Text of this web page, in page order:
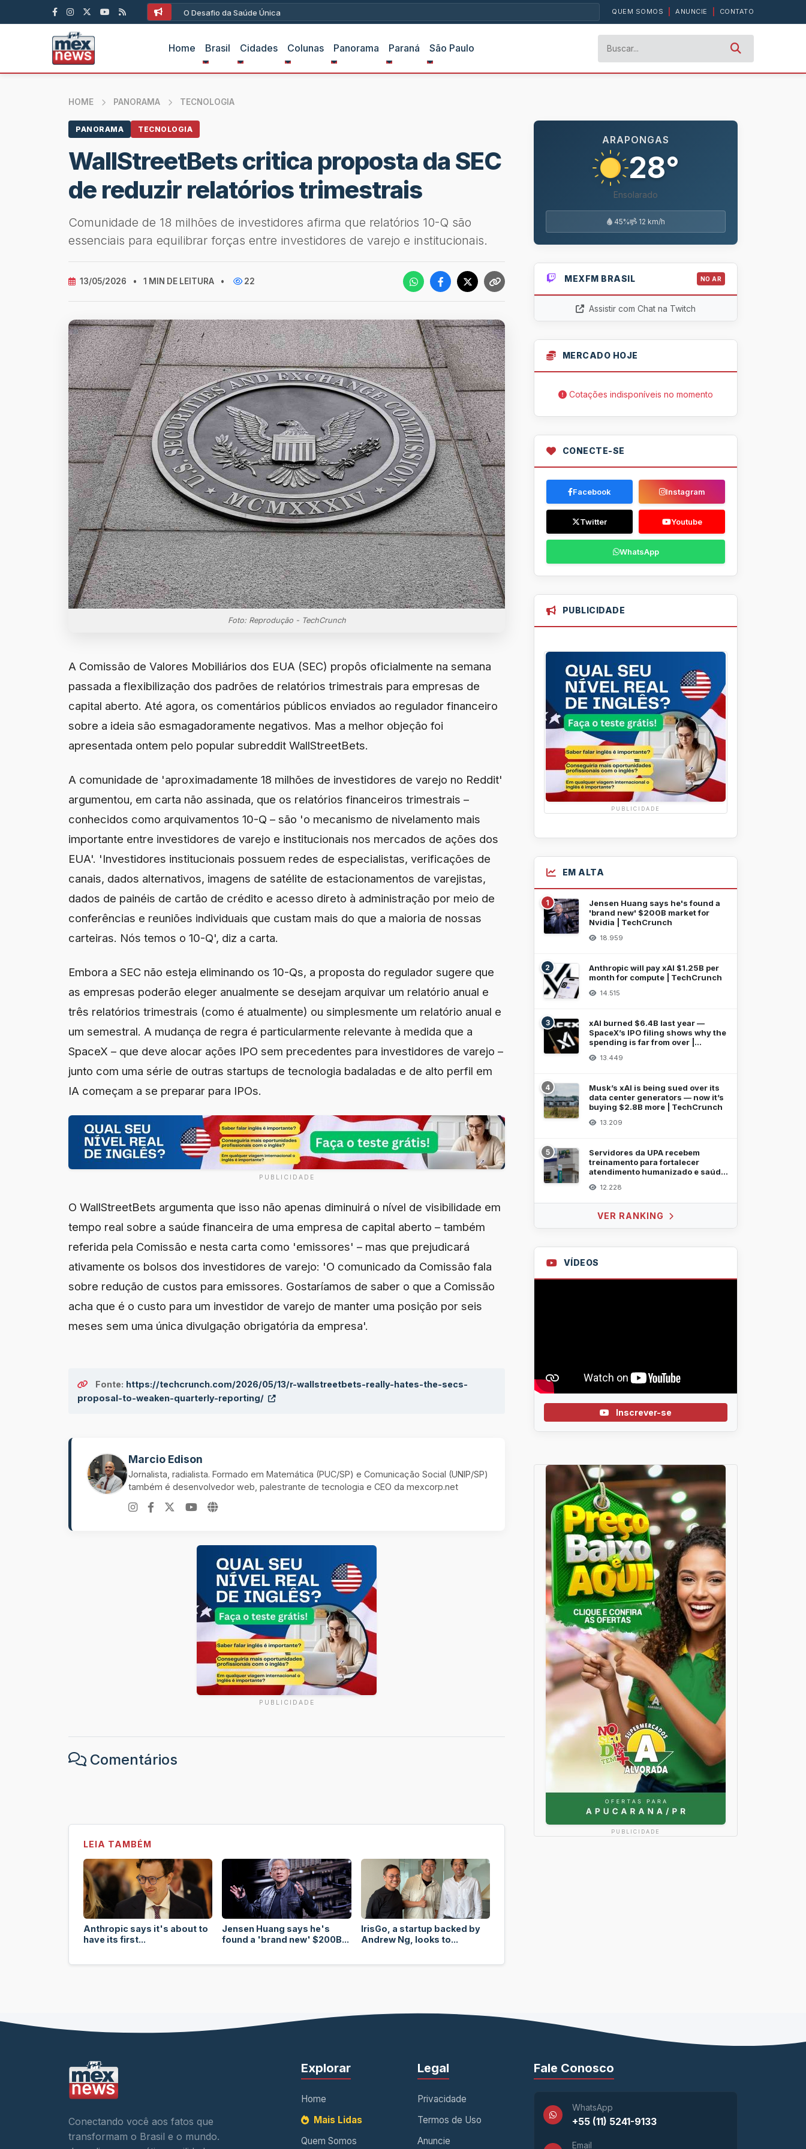
O Desafio da Saúde Única QUEM SOMOS ANUNCIE CONTATO
Home Brasil Cidades Colunas Panorama Paraná São Paulo
HOME PANORAMA TECNOLOGIA
PANORAMA TECNOLOGIA
WallStreetBets critica proposta da SEC
de reduzir relatórios trimestrais
Comunidade de 18 milhões de investidores afirma que relatórios 10-Q são
essenciais para equilibrar forças entre investidores de varejo e institucionais.
13/05/2026 • 1 MIN DE LEITURA • 22
Foto: Reprodução - TechCrunch
A Comissão de Valores Mobiliários dos EUA (SEC) propôs oficialmente na semana
passada a flexibilização dos padrões de relatórios trimestrais para empresas de
capital aberto. Até agora, os comentários públicos enviados ao regulador financeiro
sobre a ideia são esmagadoramente negativos. Mas a melhor objeção foi
apresentada ontem pelo popular subreddit WallStreetBets.
A comunidade de 'aproximadamente 18 milhões de investidores de varejo no Reddit'
argumentou, em carta não assinada, que os relatórios financeiros trimestrais –
conhecidos como arquivamentos 10-Q – são 'o mecanismo de nivelamento mais
importante entre investidores de varejo e institucionais nos mercados de ações dos
EUA'. 'Investidores institucionais possuem redes de especialistas, verificações de
canais, dados alternativos, imagens de satélite de estacionamentos de varejistas,
dados de painéis de cartão de crédito e acesso direto à administração por meio de
conferências e reuniões individuais que custam mais do que a maioria de nossas
carteiras. Nós temos o 10-Q', diz a carta.
Embora a SEC não esteja eliminando os 10-Qs, a proposta do regulador sugere que
as empresas poderão eleger anualmente se desejam arquivar um relatório anual e
três relatórios trimestrais (como é atualmente) ou simplesmente um relatório anual e
um semestral. A mudança de regra é particularmente relevante à medida que a
SpaceX – que deve alocar ações IPO sem precedentes para investidores de varejo –
junto com uma série de outras startups de tecnologia badaladas e de alto perfil em
IA começam a se preparar para IPOs.
PUBLICIDADE
O WallStreetBets argumenta que isso não apenas diminuirá o nível de visibilidade em
tempo real sobre a saúde financeira de uma empresa de capital aberto – também
referida pela Comissão e nesta carta como 'emissores' – mas que prejudicará
ativamente os bolsos dos investidores de varejo: 'O comunicado da Comissão fala
sobre redução de custos para emissores. Gostaríamos de saber o que a Comissão
acha que é o custo para um investidor de varejo de manter uma posição por seis
meses sem uma única divulgação obrigatória da empresa'.
Fonte: https://techcrunch.com/2026/05/13/r-wallstreetbets-really-hates-the-secs-
proposal-to-weaken-quarterly-reporting/
Marcio Edison
Jornalista, radialista. Formado em Matemática (PUC/SP) e Comunicação Social (UNIP/SP)
também é desenvolvedor web, palestrante de tecnologia e CEO da mexcorp.net
PUBLICIDADE
Comentários
LEIA TAMBÉM
Anthropic says it's about to
have its first...
Jensen Huang says he's
found a 'brand new' $200B...
IrisGo, a startup backed by
Andrew Ng, looks to...
ARAPONGAS
28°
Ensolarado
45% 12 km/h
MEXFM BRASIL NO AR
Assistir com Chat na Twitch
MERCADO HOJE
Cotações indisponíveis no momento
CONECTE-SE
Facebook Instagram
Twitter Youtube
WhatsApp
PUBLICIDADE
PUBLICIDADE
EM ALTA
1
Jensen Huang says he's found a
'brand new' $200B market for
Nvidia | TechCrunch
18.959
2
Anthropic will pay xAI $1.25B per
month for compute | TechCrunch
14.515
3
xAI burned $6.4B last year —
SpaceX’s IPO filing shows why the
spending is far from over |
13.449
4
Musk’s xAI is being sued over its
data center generators — now it’s
buying $2.8B more | TechCrunch
13.209
5
Servidores da UPA recebem
treinamento para fortalecer
atendimento humanizado e saúde
12.228
VER RANKING
VÍDEOS
Inscrever-se
PUBLICIDADE
Conectando você aos fatos que
transformam o Brasil e o mundo.
Explorar
Home
Mais Lidas
Quem Somos
Legal
Privacidade
Termos de Uso
Anuncie
Fale Conosco
WhatsApp
+55 (11) 5241-9133
Email